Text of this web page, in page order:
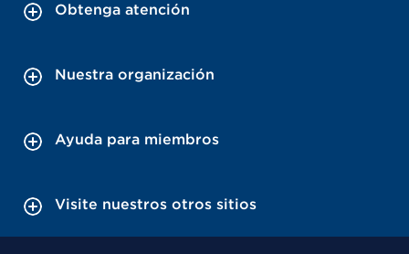
Obtenga atención
Nuestra organización
Ayuda para miembros
Visite nuestros otros sitios